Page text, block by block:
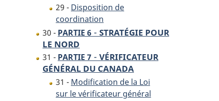
29 - Disposition de
coordination
30 - PARTIE 6 - STRATÉGIE POUR
LE NORD
31 - PARTIE 7 - VÉRIFICATEUR
GÉNÉRAL DU CANADA
31 - Modification de la Loi
sur le vérificateur général